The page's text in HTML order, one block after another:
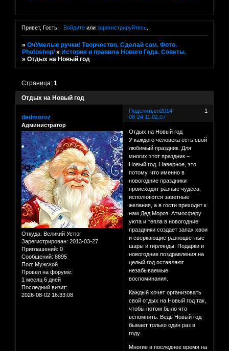
Привет, Гость! Войдитеили зарегистрируйтесь.
»ОчУмелые ручки! Творчество. Сделай сам. Фото.
Photoshop/ » История и правила Нового Года. Советы.
»Отдых на Новый год
Отдых на Новый год
Страница:1
Поделиться 1
2014-
08-24 11:02:07
dedmoroz
Администратор
Откуда: Великий Устюг
Зарегистрирован: 2013-03-27
Приглашений: 0
Сообщений: 8895
Пол: Мужской
Провел на форуме:
1 месяц 6 дней
Последний визит:
2026-08-02 16:33:08
Отдых на Новый год
У каждого человека есть свой
любимый праздник. Для
многих этот праздник –
Новый год. Наверное, это
потому, что именно в
новогодние праздники
происходят разные чудеса,
исполняются заветные
желания, а в гости приходит к
нам Дед Мороз. Атмосферу
уюта и тепла в новогодние
праздники создает запах хвои
и сверкающие разноцветные
шары и гирлянды. Подарки и
новогодние поздравления на
целый год оставляют
незабываемые
воспоминания.
Каждый хочет организовать
свой отдых на Новый год так,
чтобы потом было что
вспомнить. Ведь Новый год
бывает только один раз в
году.
Многие в последнее время на